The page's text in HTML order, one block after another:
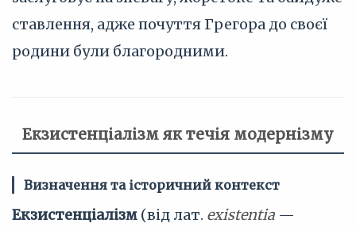
ставлення, адже почуття Грегора до своєї
родини були благородними.
Екзистенціалізм як течія модернізму
Визначення та історичний контекст
Екзистенціалізм (від лат. existentia —